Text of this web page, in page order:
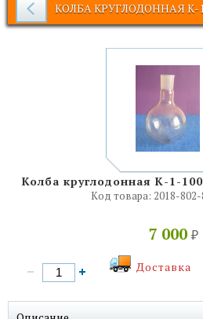
КОЛБА КРУГЛОДОННАЯ К-
Колба круглодонная К-1-
Код товара: 2018-
7 000 ₽
Доставка